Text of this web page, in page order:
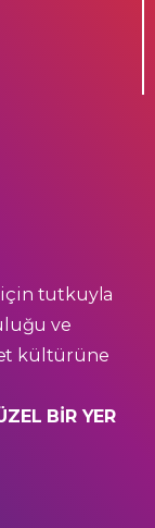
için tutkuyla
ve
kültürüne
BİR YER